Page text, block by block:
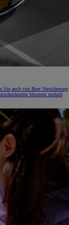
Sie auch von Ihrer Versicherung
Moment einfach